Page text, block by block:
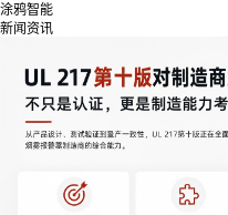
涂鸦智能
新闻资讯